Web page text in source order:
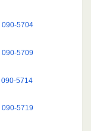
090-5704
090-5709
090-5714
090-5719